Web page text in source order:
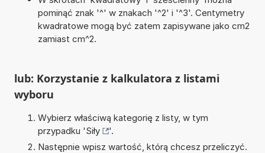
pominąć znak '^' w znakach '^2' i '^3'. Centymetry
kwadratowe mogą być zatem zapisywane jako cm2
zamiast cm^2.
lub: Korzystanie z kalkulatora z listami
wyboru
Wybierz właściwą kategorię z listy, w tym
przypadku 'Siły
'.
Następnie wpisz wartość, którą chcesz przeliczyć.